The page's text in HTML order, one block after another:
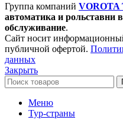
Группа компаний VOROTA
автоматика и рольставни
обслуживание.
Сайт носит
публичной офертой.
данных
Закрыть
Меню
Тур-страны